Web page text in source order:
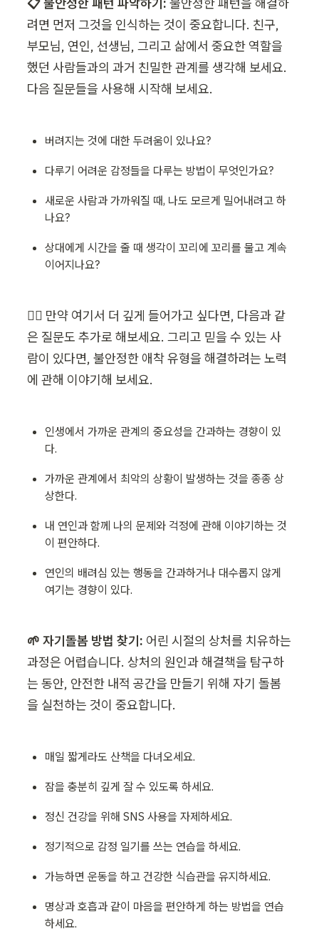
려면 먼저 그것을 인식하는 것이 중요합니다. 친구,
부모님, 연인, 선생님, 그리고 삶에서 중요한 역할을
했던 사람들과의 과거 친밀한 관계를 생각해 보세요.
다음 질문들을 사용해 시작해 보세요.
버려지는 것에 대한 두려움이 있나요?
다루기 어려운 감정들을 다루는 방법이 무엇인가요?
새로운 사람과 가까워질 때, 나도 모르게 밀어내려고 하
나요?
상대에게 시간을 줄 때 생각이 꼬리에 꼬리를 물고 계속
이어지나요?
👉🏻 만약 여기서 더 깊게 들어가고 싶다면, 다음과 같
은 질문도 추가로 해보세요. 그리고 믿을 수 있는 사
람이 있다면, 불안정한 애착 유형을 해결하려는 노력
에 관해 이야기해 보세요.
인생에서 가까운 관계의 중요성을 간과하는 경향이 있
다.
가까운 관계에서 최악의 상황이 발생하는 것을 종종 상
상한다.
내 연인과 함께 나의 문제와 걱정에 관해 이야기하는 것
이 편안하다.
연인의 배려심 있는 행동을 간과하거나 대수롭지 않게
여기는 경향이 있다.
🌱 자기돌봄 방법 찾기: 어린 시절의 상처를 치유하는
과정은 어렵습니다. 상처의 원인과 해결책을 탐구하
는 동안, 안전한 내적 공간을 만들기 위해 자기 돌봄
을 실천하는 것이 중요합니다.
매일 짧게라도 산책을 다녀오세요.
잠을 충분히 깊게 잘 수 있도록 하세요.
정신 건강을 위해 SNS 사용을 자제하세요.
정기적으로 감정 일기를 쓰는 연습을 하세요.
가능하면 운동을 하고 건강한 식습관을 유지하세요.
명상과 호흡과 같이 마음을 편안하게 하는 방법을 연습
하세요.